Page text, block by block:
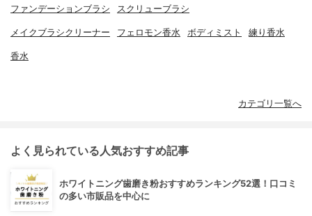
ファンデーションブラシ スクリューブラシ
メイクブラシクリーナー フェロモン香水 ボディミスト 練り香水
香水
カテゴリ一覧へ
よく見られている人気おすすめ記事
ホワイトニング歯磨き粉おすすめランキング52選！口コミ
の多い市販品を中心に